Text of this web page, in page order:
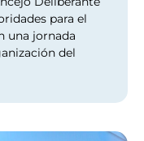
para el
una jornada
del